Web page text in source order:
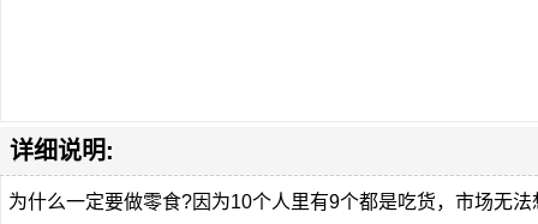
详细说明:
为什么一定要做零食?因为10个人里有9个都是吃货，市场无